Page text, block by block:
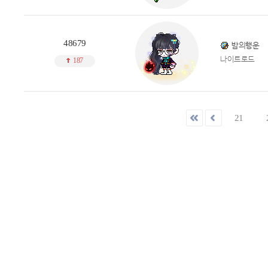
48679
187
밤의행운
나이트로드
21